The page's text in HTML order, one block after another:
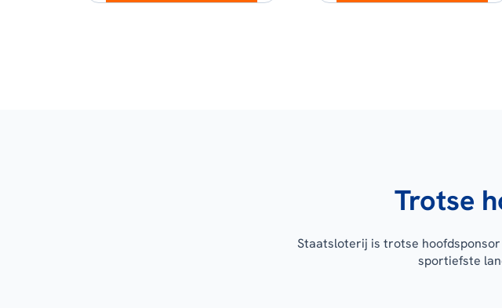
Trotse
Staatsloterij is trotse hoofdsponsor
sportiefste